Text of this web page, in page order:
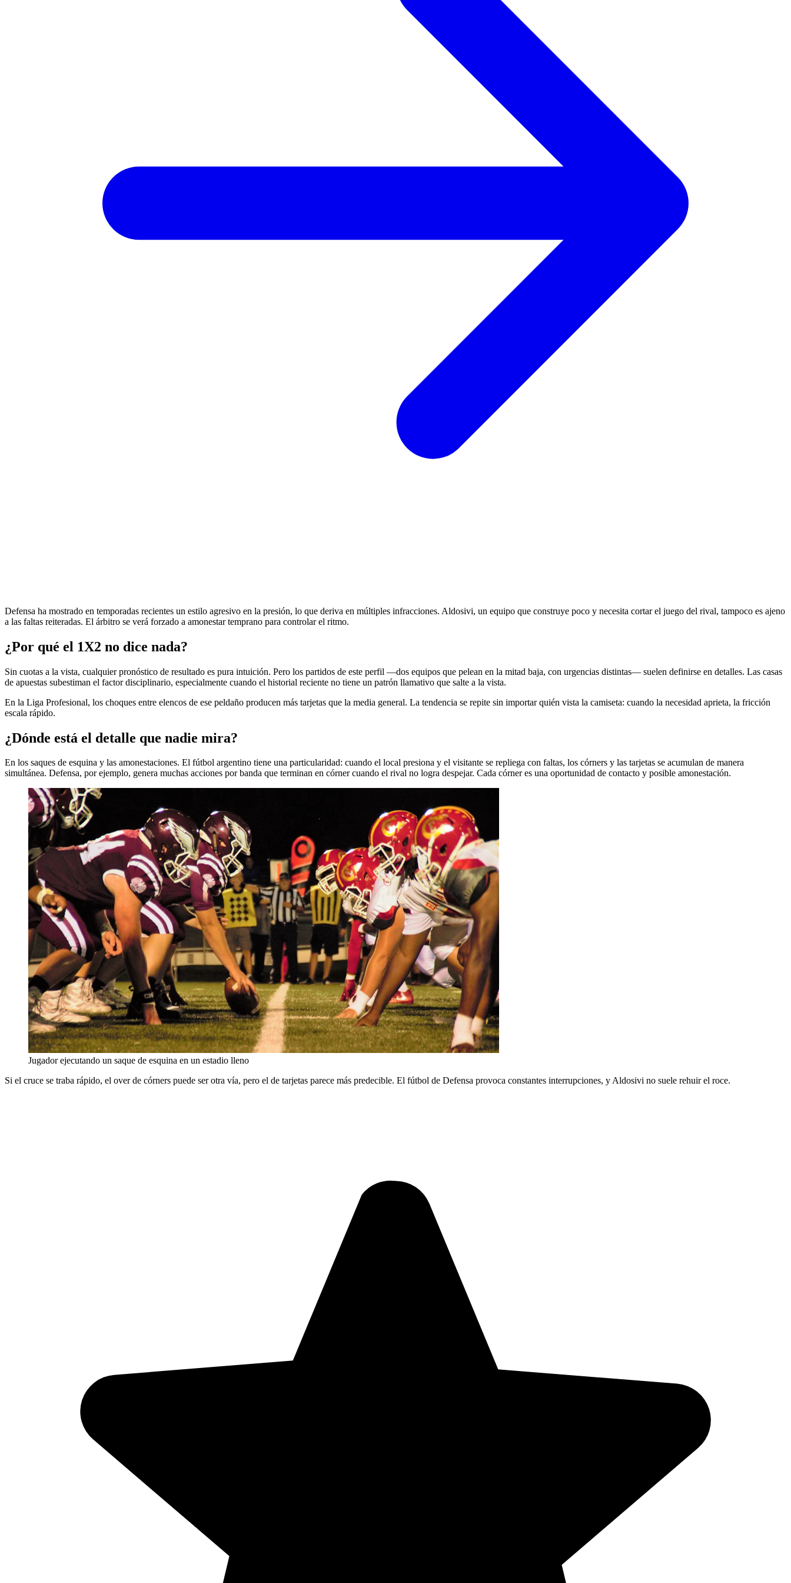
Defensa ha mostrado en temporadas recientes un estilo agresivo en la presión, lo que deriva en múltiples infracciones. Aldosivi, un equipo que construye poco y necesita cortar el juego del rival, tampoco es ajeno
a las faltas reiteradas. El árbitro se verá forzado a amonestar temprano para controlar el ritmo.
¿Por qué el 1X2 no dice nada?
Sin cuotas a la vista, cualquier pronóstico de resultado es pura intuición. Pero los partidos de este perfil —dos equipos que pelean en la mitad baja, con urgencias distintas— suelen definirse en detalles. Las casas
de apuestas subestiman el factor disciplinario, especialmente cuando el historial reciente no tiene un patrón llamativo que salte a la vista.
En la Liga Profesional, los choques entre elencos de ese peldaño producen más tarjetas que la media general. La tendencia se repite sin importar quién vista la camiseta: cuando la necesidad aprieta, la fricción
escala rápido.
¿Dónde está el detalle que nadie mira?
En los saques de esquina y las amonestaciones. El fútbol argentino tiene una particularidad: cuando el local presiona y el visitante se repliega con faltas, los córners y las tarjetas se acumulan de manera
simultánea. Defensa, por ejemplo, genera muchas acciones por banda que terminan en córner cuando el rival no logra despejar. Cada córner es una oportunidad de contacto y posible amonestación.
Jugador ejecutando un saque de esquina en un estadio lleno
Si el cruce se traba rápido, el over de córners puede ser otra vía, pero el de tarjetas parece más predecible. El fútbol de Defensa provoca constantes interrupciones, y Aldosivi no suele rehuir el roce.